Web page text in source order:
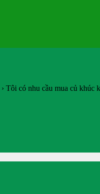
› Tôi có nhu cầu mua củ khúc